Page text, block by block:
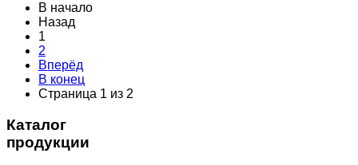
В начало
Назад
1
2
Вперёд
В конец
Страница 1 из 2
Каталог
продукции